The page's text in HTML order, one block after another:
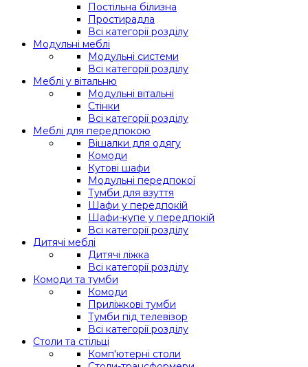
Постільна білизна
Простирадла
Всі категорії розділу
Модульні меблі
Модульні системи
Всі категорії розділу
Меблі у вітальню
Модульні вітальні
Стінки
Всі категорії розділу
Меблі для передпокою
Вішалки для одягу
Комоди
Кутові шафи
Модульні передпокої
Тумби для взуття
Шафи у передпокій
Шафи-купе у передпокій
Всі категорії розділу
Дитячі меблі
Дитячі ліжка
Всі категорії розділу
Комоди та тумби
Комоди
Приліжкові тумби
Тумби під телевізор
Всі категорії розділу
Столи та стільці
Комп'ютерні столи